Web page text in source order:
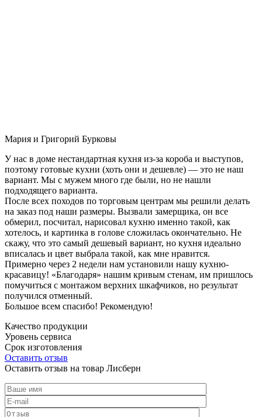
Мария и Григорий Бурковы
У нас в доме нестандартная кухня из-за короба и выступов,
поэтому готовые кухни (хоть они и дешевле) — это не наш
вариант. Мы с мужем много где были, но не нашли
подходящего варианта.
После всех походов по торговым центрам мы решили делать
на заказ под наши размеры. Вызвали замерщика, он все
обмерил, посчитал, нарисовал кухню именно такой, как
хотелось, и картинка в голове сложилась окончательно. Не
скажу, что это самый дешевый вариант, но кухня идеально
вписалась и цвет выбрала такой, как мне нравится.
Примерно через 2 недели нам установили нашу кухню-
красавицу! «Благодаря» нашим кривым стенам, им пришлось
помучиться с монтажом верхних шкафчиков, но результат
получился отменный.
Большое всем спасибо! Рекомендую!
Качество продукции
Уровень сервиса
Срок изготовления
Оставить отзыв
Оставить отзыв на товар Лисберн